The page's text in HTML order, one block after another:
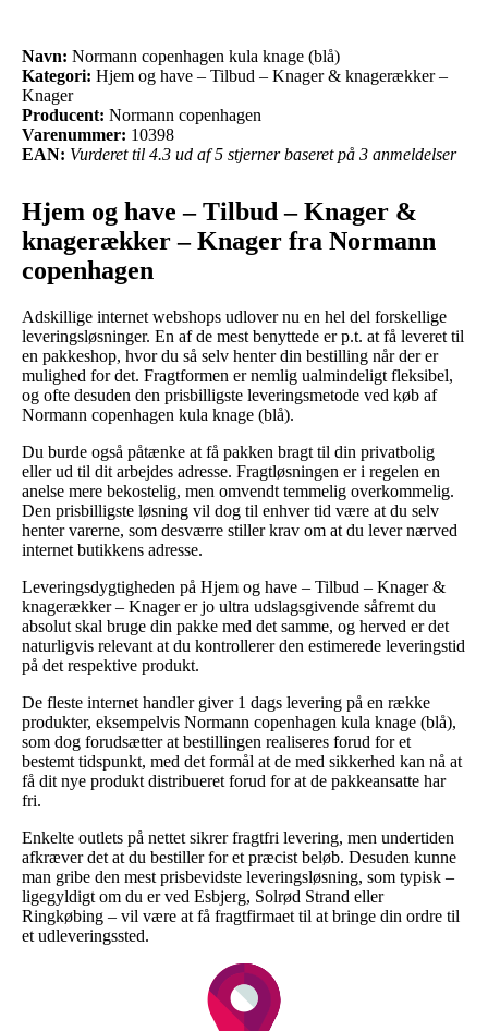
Navn: Normann copenhagen kula knage (blå)
Kategori: Hjem og have – Tilbud – Knager & knagerækker –
Knager
Producent: Normann copenhagen
Varenummer: 10398
EAN: Vurderet til 4.3 ud af 5 stjerner baseret på 3 anmeldelser
Hjem og have – Tilbud – Knager &
knagerækker – Knager fra Normann
copenhagen
Adskillige internet webshops udlover nu en hel del forskellige
leveringsløsninger. En af de mest benyttede er p.t. at få leveret til
en pakkeshop, hvor du så selv henter din bestilling når der er
mulighed for det. Fragtformen er nemlig ualmindeligt fleksibel,
og ofte desuden den prisbilligste leveringsmetode ved køb af
Normann copenhagen kula knage (blå).
Du burde også påtænke at få pakken bragt til din privatbolig
eller ud til dit arbejdes adresse. Fragtløsningen er i regelen en
anelse mere bekostelig, men omvendt temmelig overkommelig.
Den prisbilligste løsning vil dog til enhver tid være at du selv
henter varerne, som desværre stiller krav om at du lever nærved
internet butikkens adresse.
Leveringsdygtigheden på Hjem og have – Tilbud – Knager &
knagerækker – Knager er jo ultra udslagsgivende såfremt du
absolut skal bruge din pakke med det samme, og herved er det
naturligvis relevant at du kontrollerer den estimerede leveringstid
på det respektive produkt.
De fleste internet handler giver 1 dags levering på en række
produkter, eksempelvis Normann copenhagen kula knage (blå),
som dog forudsætter at bestillingen realiseres forud for et
bestemt tidspunkt, med det formål at de med sikkerhed kan nå at
få dit nye produkt distribueret forud for at de pakkeansatte har
fri.
Enkelte outlets på nettet sikrer fragtfri levering, men undertiden
afkræver det at du bestiller for et præcist beløb. Desuden kunne
man gribe den mest prisbevidste leveringsløsning, som typisk –
ligegyldigt om du er ved Esbjerg, Solrød Strand eller
Ringkøbing – vil være at få fragtfirmaet til at bringe din ordre til
et udleveringssted.